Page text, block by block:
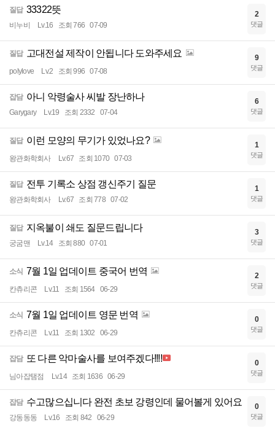
질답 33322뜻
비누비 Lv.16 조회 766 07-09
2
댓글
질답 고대전설 제작이 안됩니다 도와주세요
polylove Lv.2 조회 996 07-08
9
댓글
잡담 아니 악령술사 씨발 장난하나
Garygary Lv.19 조회 2332 07-04
6
댓글
질답 이런 모양의 무기가 있었나요?
왕관화학회사 Lv.67 조회 1070 07-03
1
댓글
질답 전투 기록소 상점 갱신주기 질문
왕관화학회사 Lv.67 조회 778 07-02
1
댓글
질답 지옥불이 쇄도 질문드립니다
궁굼맨 Lv.14 조회 880 07-01
3
댓글
소식 7월 1일 업데이트 중국어 번역
칸츄리콘 Lv.11 조회 1564 06-29
2
댓글
소식 7월 1일 업데이트 영문 번역
칸츄리콘 Lv.11 조회 1302 06-29
0
댓글
잡담 또 다른 악마술사를 보여주겠다!!!!
님아잡탬점 Lv.14 조회 1636 06-29
0
댓글
잡담 수고많으십니다 완전 초보 강령인데 물어볼게 있어요
강동동동 Lv.16 조회 842 06-29
0
댓글